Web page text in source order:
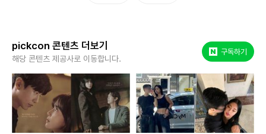
입간판을 들고 포즈를 취하며 보는 이들의 미소를 더한다.
한편, 송혜교는 지난 1월 24일 개봉한 영화 '검은 수녀들'을 통
해 대중과 소통하고 있다. 해당 작품은 악령에 씌인 소년 희준
(문우진)을 구하기 위해 몸을 던진 유니아 수녀(송혜교)와 미
pickcon 콘텐츠 더보기
해당 콘텐츠 제공사로 이동합니다.
구독하기